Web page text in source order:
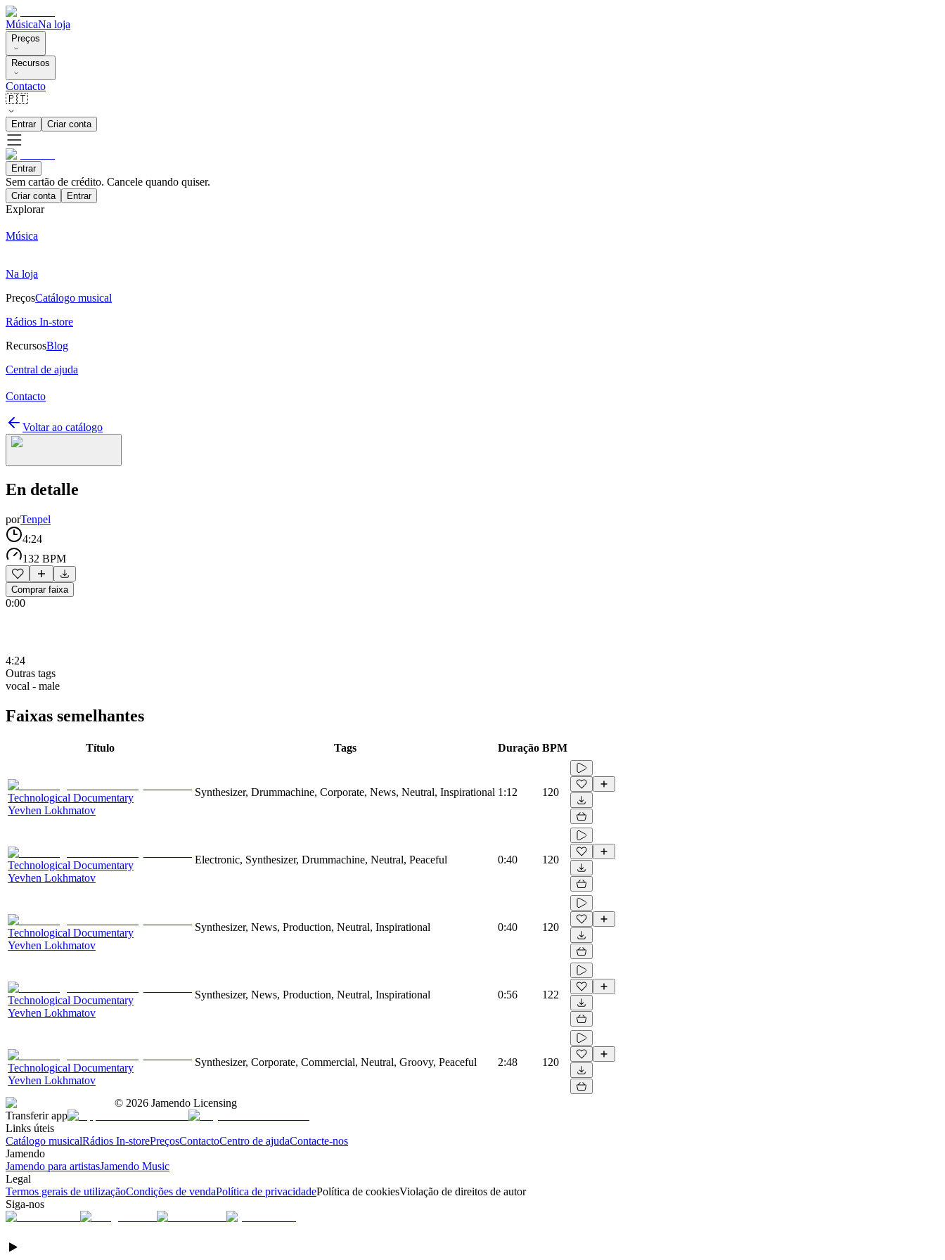
MúsicaNa loja
Preços
Recursos
Contacto
🇵🇹
Entrar Criar conta
Entrar
Sem cartão de crédito. Cancele quando quiser.
Criar conta Entrar
Explorar
Música
Na loja
PreçosCatálogo musical
Rádios In-store
RecursosBlog
Central de ajuda
Contacto
Voltar ao catálogo
En detalle
porTenpel
4:24
132 BPM
Comprar faixa
0:00
4:24
Outras tags
vocal - male
Faixas semelhantes
Título Tags Duração BPM
Technological Documentary
Yevhen Lokhmatov
Synthesizer, Drummachine, Corporate, News, Neutral, Inspirational 1:12 120
Technological Documentary
Yevhen Lokhmatov
Electronic, Synthesizer, Drummachine, Neutral, Peaceful 0:40 120
Technological Documentary
Yevhen Lokhmatov
Synthesizer, News, Production, Neutral, Inspirational 0:40 120
Technological Documentary
Yevhen Lokhmatov
Synthesizer, News, Production, Neutral, Inspirational 0:56 122
Technological Documentary
Yevhen Lokhmatov
Synthesizer, Corporate, Commercial, Neutral, Groovy, Peaceful 2:48 120
© 2026 Jamendo Licensing
Transferir app
Links úteis
Catálogo musicalRádios In-storePreçosContactoCentro de ajudaContacte-nos
Jamendo
Jamendo para artistasJamendo Music
Legal
Termos gerais de utilizaçãoCondições de vendaPolítica de privacidadePolítica de cookiesViolação de direitos de autor
Siga-nos